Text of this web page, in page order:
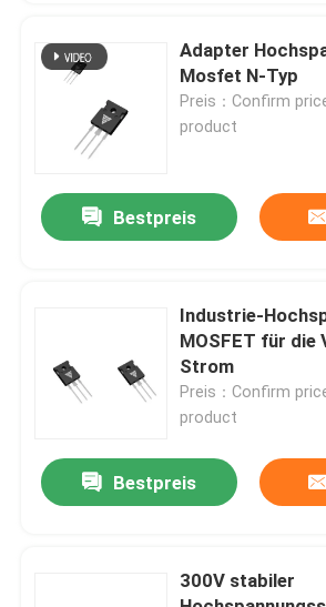
Über uns
Qualitätskontrolle
Neuigkeiten
Bitte um ein Angebot
Siliziumkarbid-MOSFET
Adapter
Mosfet N-Typ
Preis：Confirm
product
Bestpreis
Industrie-
MOSFET für die
Strom
Preis：Confirm
product
Bestpreis
300V stabiler